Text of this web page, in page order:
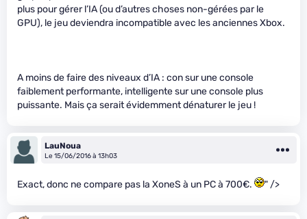
plus pour gérer l’IA (ou d’autres choses non-gérées par le
GPU), le jeu deviendra incompatible avec les anciennes Xbox.
A moins de faire des niveaux d’IA : con sur une console
faiblement performante, intelligente sur une console plus
puissante. Mais ça serait évidemment dénaturer le jeu !
LauNoua
Le 15/06/2016 à 13h03
Exact, donc ne compare pas la XoneS à un PC à 700€. " />